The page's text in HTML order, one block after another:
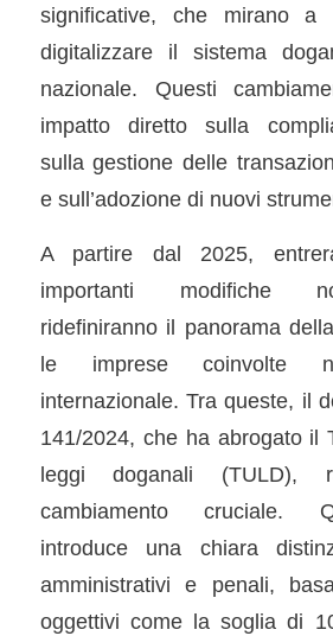
significative, che mirano a
digitalizzare il sistema
nazionale. Questi
impatto diretto sulla
sulla gestione delle
e sull’adozione di nuovi
A partire dal 2025,
importanti modifiche
ridefiniranno il panorama
le imprese coinvolte
internazionale. Tra queste, il
141/2024, che ha abrogato il
leggi doganali (TULD),
cambiamento cruciale.
introduce una chiara
amministrativi e penali,
oggettivi come la soglia di